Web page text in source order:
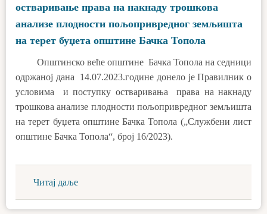
остваривање права на накнаду трошкова
анализе плодности пољопривредног земљишта
на терет буџета општине Бачка Топола
Општинско веће општине Бачка Топола на седници
одржаној дана 14.07.2023.године донело је Правилник о
условима и поступку остваривања права на накнаду
трошкова анализе плодности пољопривредног земљишта
на терет буџета општине Бачка Топола („Службени лист
општине Бачка Топола“, број 16/2023).
Читај даље